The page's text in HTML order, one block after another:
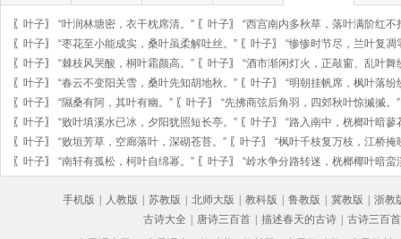
〖 叶子〗 “叶润林塘密，衣干枕席清。” 〖 叶子〗 “西宫南内多秋草，落叶满阶红不
〖 叶子〗 “枣花至小能成实，桑叶虽柔解吐丝。” 〖 叶子〗 “惨惨时节尽，兰叶复凋
〖 叶子〗 “棘枝风哭酸，桐叶霜颜高。” 〖 叶子〗 “酒市渐闲灯火，正敲窗、乱叶舞
〖 叶子〗 “春云不变阳关雪，桑叶先知胡地秋。” 〖 叶子〗 “明朝挂帆席，枫叶落纷
〖 叶子〗 “隰桑有阿，其叶有幽。” 〖 叶子〗 “先拂商弦后角羽，四郊秋叶惊摵摵。”
〖 叶子〗 “败叶填溪水已冰，夕阳犹照短长亭。” 〖 叶子〗 “路入南中，桄榔叶暗蓼
〖 叶子〗 “败垣芳草，空廊落叶，深砌苍苔。” 〖 叶子〗 “枫叶千枝复万枝，江桥掩
〖 叶子〗 “南轩有孤松，柯叶自绵幂。” 〖 叶子〗 “岭水争分路转迷，桄榔椰叶暗蛮
手机版 人教版 苏教版 北师大版 教科版 鲁教版 冀教版
浙教
古诗大全
唐诗三百首 描述春天的古诗
古诗三百首